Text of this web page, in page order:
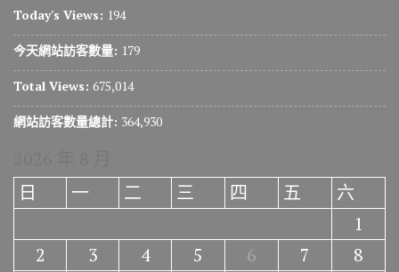
Today's Views: 194
今天網站訪客數量: 179
Total Views: 675,014
網站訪客數量總計: 364,930
日
一 二 三 四 五
六
1
2
3 4 5 6 7
8